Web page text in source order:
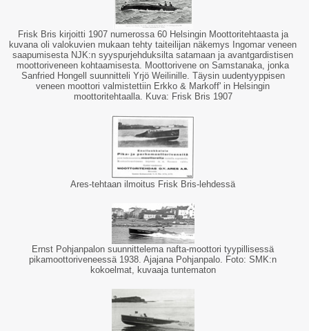
Frisk Bris kirjoitti 1907 numerossa 60 Helsingin Moottoritehtaasta ja
kuvana oli valokuvien mukaan tehty taiteilijan näkemys Ingomar veneen
saapumisesta NJK:n syyspurjehduksilta satamaan ja avantgardistisen
moottoriveneen kohtaamisesta. Moottorivene on Samstanaka, jonka
Sanfried Hongell suunnitteli Yrjö Weilinille. Täysin uudentyyppisen
veneen moottori valmistettiin Erkko & Markoff' in Helsingin
moottoritehtaalla. Kuva: Frisk Bris 1907
Ares-tehtaan ilmoitus Frisk Bris-lehdessä
Ernst Pohjanpalon suunnittelema nafta-moottori tyypillisessä
pikamoottoriveneessä 1938. Ajajana Pohjanpalo. Foto: SMK:n
kokoelmat, kuvaaja tuntematon